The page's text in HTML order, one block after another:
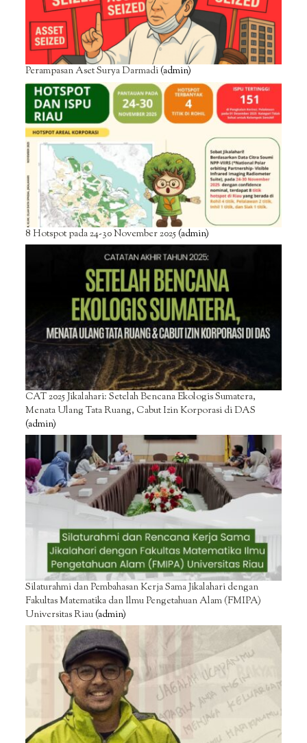
Perampasan Aset Surya Darmadi(admin)
8 Hotspot pada 24-30 November 2025(admin)
CAT 2025 Jikalahari: Setelah Bencana Ekologis Sumatera,
Menata Ulang Tata Ruang, Cabut Izin Korporasi di DAS
(admin)
Silaturahmi dan Pembahasan Kerja Sama Jikalahari dengan
Fakultas Matematika dan Ilmu Pengetahuan Alam (FMIPA)
Universitas Riau(admin)